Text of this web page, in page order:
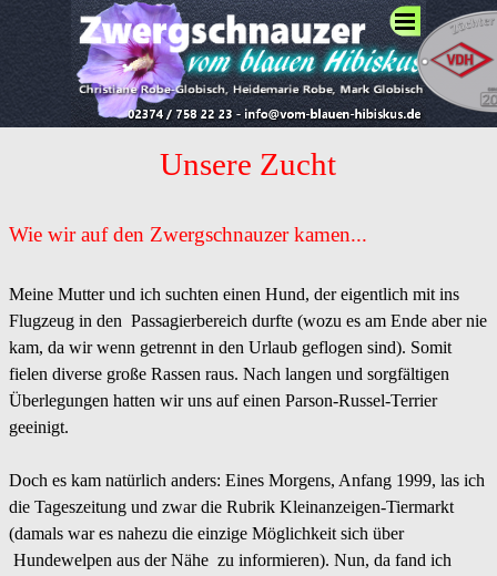
Direkt zum Seiteninhalt Menü überspringen
Unsere Zucht
Wie wir auf den Zwergschnauzer kamen...
Meine Mutter und ich suchten einen Hund, der eigentlich mit ins
Flugzeug in den Passagierbereich durfte (wozu es am Ende aber nie
kam, da wir wenn getrennt in den Urlaub geflogen sind). Somit
fielen diverse große Rassen raus. Nach langen und sorgfältigen
Überlegungen hatten wir uns auf einen Parson-Russel-Terrier
geeinigt.
Doch es kam natürlich anders: Eines Morgens, Anfang 1999, las ich
die Tageszeitung und zwar die Rubrik Kleinanzeigen-Tiermarkt
(damals war es nahezu die einzige Möglichkeit sich über
Hundewelpen aus der Nähe zu informieren). Nun, da fand ich